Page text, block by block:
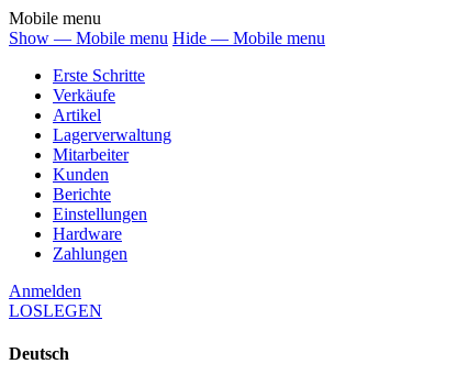
Mobile menu
Show — Mobile menu Hide — Mobile menu
Erste Schritte
Verkäufe
Artikel
Lagerverwaltung
Mitarbeiter
Kunden
Berichte
Einstellungen
Hardware
Zahlungen
Anmelden
LOSLEGEN
Deutsch